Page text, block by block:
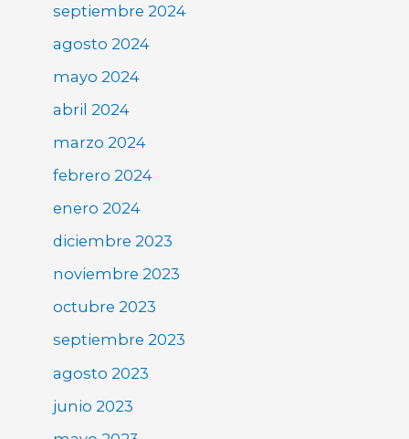
septiembre 2024
agosto 2024
mayo 2024
abril 2024
marzo 2024
febrero 2024
enero 2024
diciembre 2023
noviembre 2023
octubre 2023
septiembre 2023
agosto 2023
junio 2023